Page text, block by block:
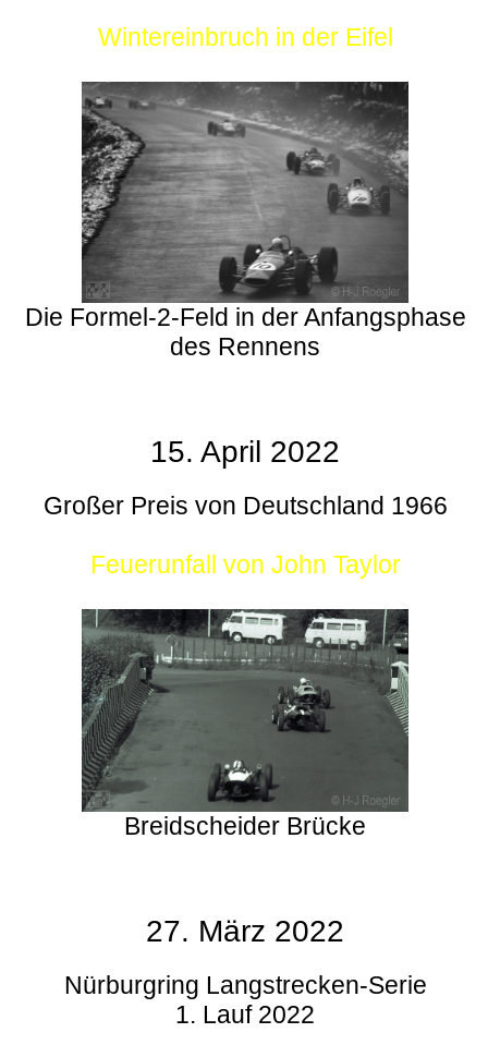
Wintereinbruch in der Eifel
Die Formel-2-Feld in der Anfangsphase
des Rennens
15. April 2022
Großer Preis von Deutschland 1966
Feuerunfall von John Taylor
Breidscheider Brücke
27. März 2022
Nürburgring Langstrecken-Serie
1. Lauf 2022